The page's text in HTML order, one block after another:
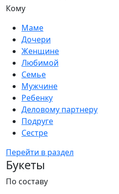
Кому
Маме
Дочери
Женщине
Любимой
Семье
Мужчине
Ребенку
Деловому партнеру
Подруге
Сестре
Перейти в раздел
Букеты
По составу